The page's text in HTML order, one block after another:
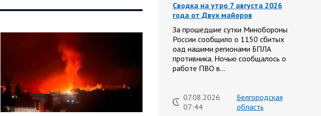
Сводка на утро 7 августа 2026
года от Двух майоров
За прошедшие сутки Минобороны
России сообщило о 1150 сбитых
оад нашими регионами БПЛА
противника. Ночью сообщалось о
работе ПВО в…
07.08.2026
07:44
Белгородская
область